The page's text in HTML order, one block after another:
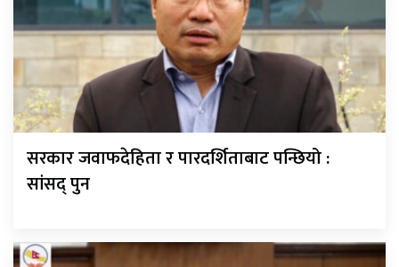
सरकार जवाफदेहिता र पारदर्शिताबाट पन्छियो :
सांसद् पुन